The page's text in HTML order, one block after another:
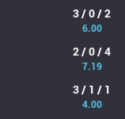
3 / 0 / 2
6.00
2 / 0 / 4
7.19
3 / 1 / 1
4.00